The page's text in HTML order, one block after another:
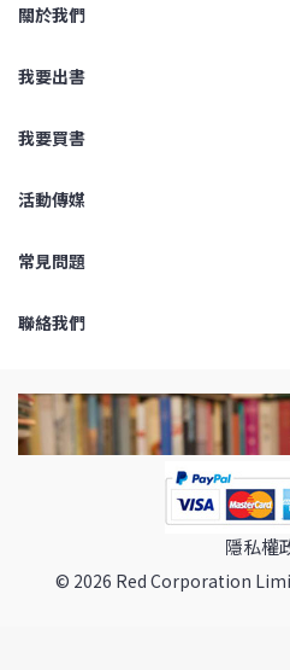
關於我們
我要出書
我要買書
活動傳媒
常見問題
聯絡我們
隱私權
© 2026 Red Corporation